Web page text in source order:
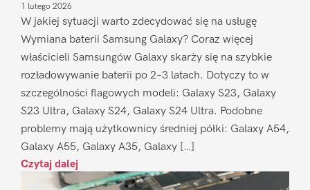
1 lutego 2026
W jakiej sytuacji warto zdecydować się na usługę
Wymiana baterii Samsung Galaxy? Coraz więcej
właścicieli Samsungów Galaxy skarży się na szybkie
rozładowywanie baterii po 2–3 latach. Dotyczy to w
szczególności flagowych modeli: Galaxy S23, Galaxy
S23 Ultra, Galaxy S24, Galaxy S24 Ultra. Podobne
problemy mają użytkownicy średniej półki: Galaxy A54,
Galaxy A55, Galaxy A35, Galaxy […]
Czytaj dalej